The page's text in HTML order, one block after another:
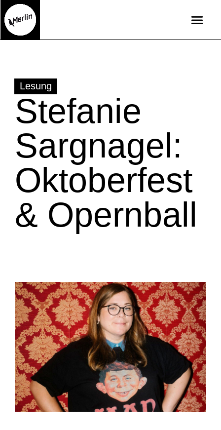
Lesung
Stefanie
Sargnagel:
Oktoberfest
& Opernball